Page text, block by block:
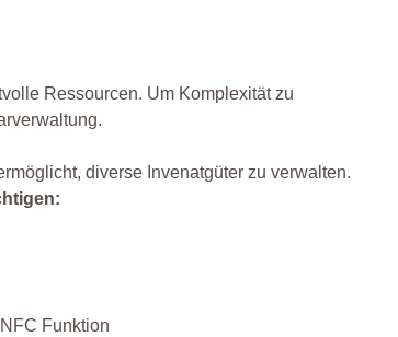
Ressourcen. Um Komplexität zu
diverse Invenatgüter zu verwalten.
Funktion